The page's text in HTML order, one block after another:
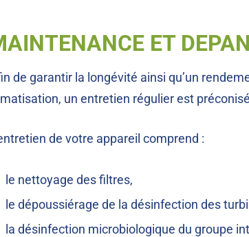
ET
de garantir la longévité ainsi qu’un
un entretien régulier est
de votre appareil comprend :
le nettoyage des filtres,
le dépoussiérage de la désinfection des
la désinfection microbiologique du groupe